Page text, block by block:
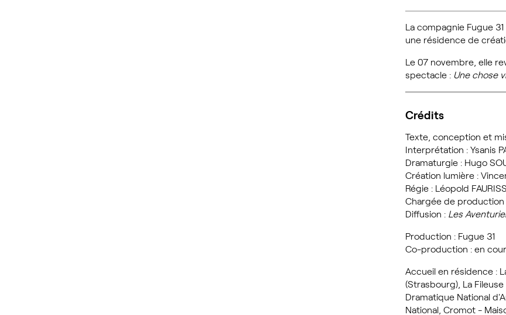
La compagnie Fugue
une résidence de
Le 07 novembre, elle
spectacle : Une chose
Crédits
Texte, conception et
Interprétation : Ysanis
Dramaturgie : Hugo
Création lumière :
Régie : Léopold
Chargée de production
Diffusion : Les
Production : Fugue 31
Co-production : en
Accueil en résidence :
(Strasbourg), La
Dramatique National
National, Cromot -